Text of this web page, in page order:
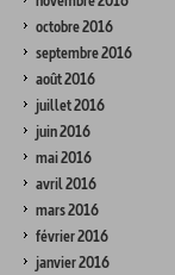
octobre 2016
septembre 2016
août 2016
juillet 2016
juin 2016
mai 2016
avril 2016
mars 2016
février 2016
janvier 2016